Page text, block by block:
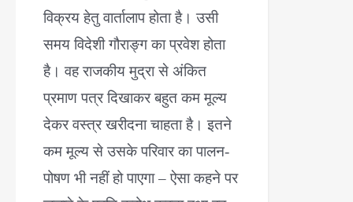
विक्रय हेतु वार्तालाप होता है। उसी
समय विदेशी गौराङ्ग का प्रवेश होता
है। वह राजकीय मुद्रा से अंकित
प्रमाण पत्र दिखाकर बहुत कम मूल्य
देकर वस्त्र खरीदना चाहता है। इतने
कम मूल्य से उसके परिवार का पालन-
पोषण भी नहीं हो पाएगा – ऐसा कहने पर